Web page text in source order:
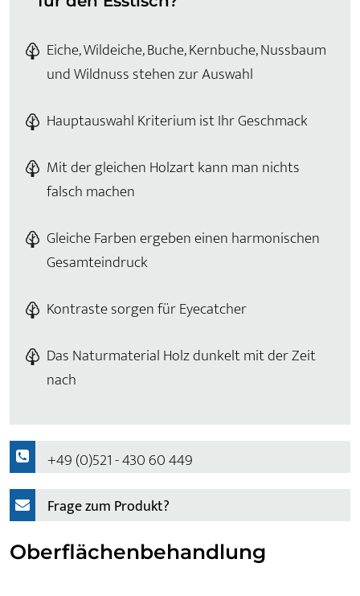
Eiche, Wildeiche, Buche, Kernbuche, Nussbaum
und Wildnuss stehen zur Auswahl
Hauptauswahl Kriterium ist Ihr Geschmack
Mit der gleichen Holzart kann man nichts
falsch machen
Gleiche Farben ergeben einen harmonischen
Gesamteindruck
Kontraste sorgen für Eyecatcher
Das Naturmaterial Holz dunkelt mit der Zeit
nach
+49 (0)521 - 430 60 449
Frage zum Produkt?
Oberflächenbehandlung